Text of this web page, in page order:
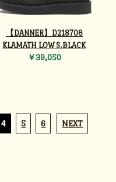
【DANNER】D218706
KLAMATH LOW S.BLACK
￥39,050
4 5 6 NEXT